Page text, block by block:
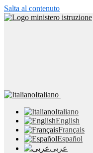
Salta al contenuto
Italiano
Italiano
English
Français
Español
عربى